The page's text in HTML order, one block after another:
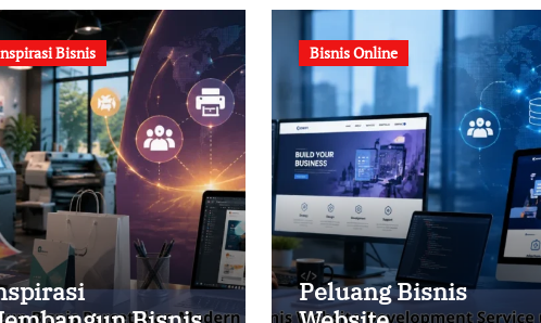
Bisnis Bisnis Online
Peluang Bisnis